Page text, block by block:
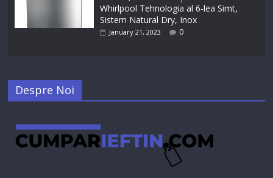
Whirlpool Tehnologia al 6-lea Simt,
Sistem Natural Dry, Inox
January 21, 2023 0
Despre Noi